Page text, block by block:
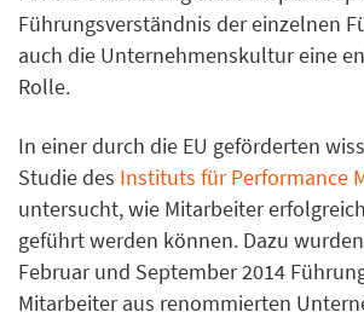
Führungsverständnis der einzelnen
auch die Unternehmenskultur eine
Rolle.
In einer durch die EU geförderten
Studie des Instituts für Performance
untersucht, wie Mitarbeiter
geführt werden können. Dazu
Februar und September 2014
Mitarbeiter aus renommierten